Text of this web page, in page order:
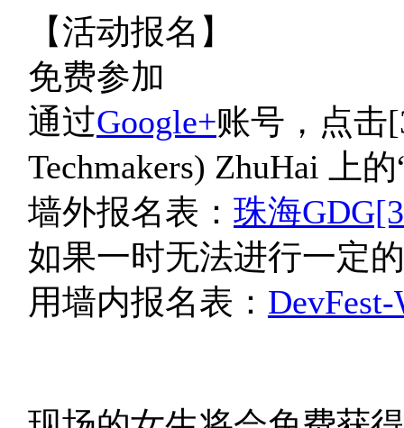
【活动报名】
免费参加
通过Google+账号，点击
Techmakers) ZhuHai 上
墙外报名表： 珠海
如果一时无法进行一定
用墙内报名表：